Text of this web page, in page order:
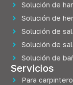
Solución de
Solución de
Solución de
Solución de
Solución de
Servicios
Para